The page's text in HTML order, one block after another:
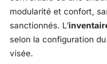
modularité et confort,
sanctionnés. L’
selon la configuration
visée.